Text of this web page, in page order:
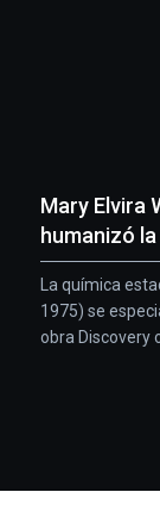
Mary Elvira
humanizó
La química
1975) se
obra Discovery